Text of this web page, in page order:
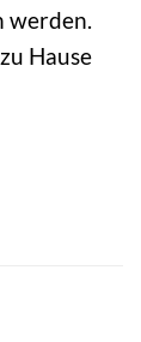
werden.
Hause